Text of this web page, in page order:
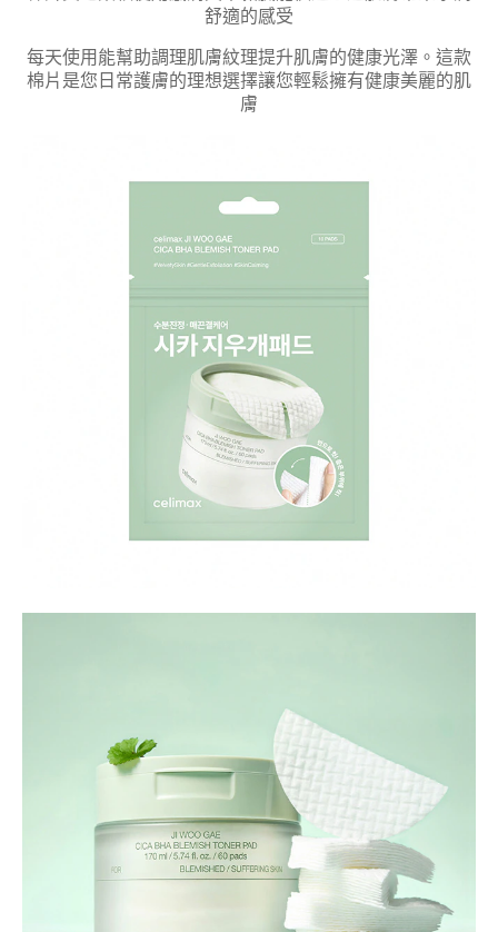
舒適的感受
每天使用能幫助調理肌膚紋理提升肌膚的健康光澤。這款
棉片是您日常護膚的理想選擇讓您輕鬆擁有健康美麗的肌
膚